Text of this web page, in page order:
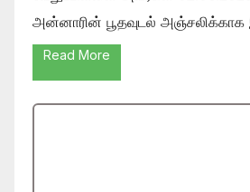
அன்னாரின் பூதவுடல்
Read More